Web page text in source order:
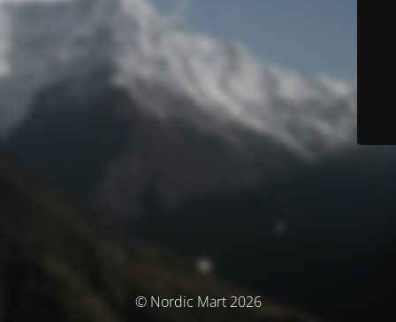
© Nordic Mart 2026